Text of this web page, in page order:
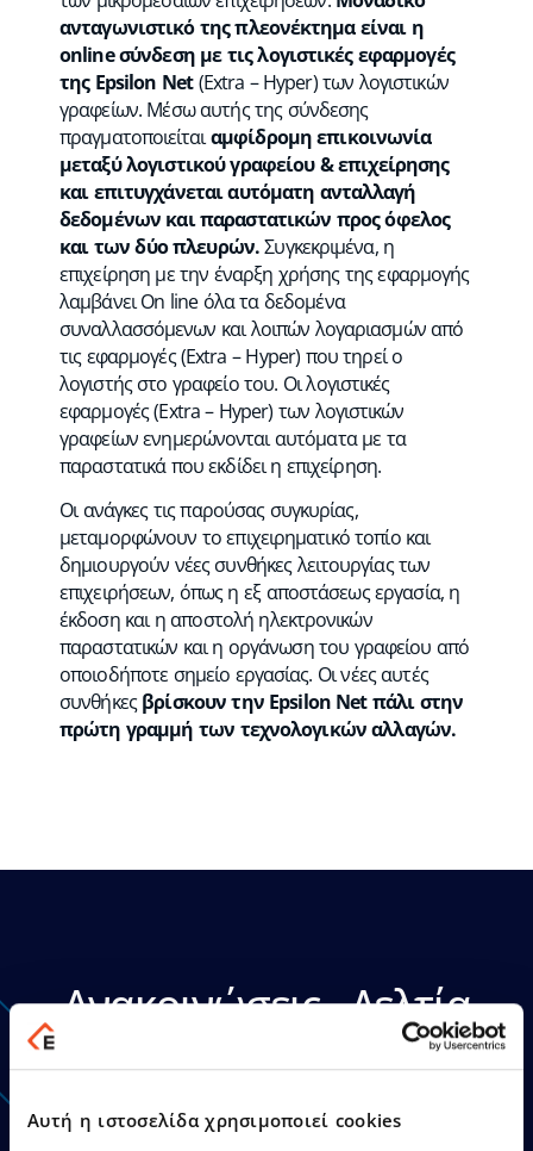
Αυτή η ιστοσελίδα χρησιμοποιεί cookies
ανταγωνιστικό της πλεονέκτημα είναι η
online σύνδεση με τις λογιστικές εφαρμογές
της Εpsilon Net(Εxtra – Ηyper) των λογιστικών
γραφείων. Μέσω αυτής της σύνδεσης
πραγματοποιείταιαμφίδρομη επικοινωνία
μεταξύ λογιστικού γραφείου & επιχείρησης
και επιτυγχάνεται αυτόματη ανταλλαγή
δεδομένων και παραστατικών προς όφελος
και των δύο πλευρών.Συγκεκριμένα, η
επιχείρηση με την έναρξη χρήσης της εφαρμογής
λαμβάνει On line όλα τα δεδομένα
συναλλασσόμενων και λοιπών λογαριασμών από
τις εφαρμογές (Extra – Hyper) που τηρεί ο
λογιστής στο γραφείο του. Οι λογιστικές
εφαρμογές (Extra – Hyper) των λογιστικών
γραφείων ενημερώνονται αυτόματα με τα
παραστατικά που εκδίδει η επιχείρηση.
Οι ανάγκες τις παρούσας συγκυρίας,
μεταμορφώνουν το επιχειρηματικό τοπίο και
δημιουργούν νέες συνθήκες λειτουργίας των
επιχειρήσεων, όπως η εξ αποστάσεως εργασία, η
έκδοση και η αποστολή ηλεκτρονικών
παραστατικών και η οργάνωση του γραφείου από
οποιοδήποτε σημείο εργασίας. Οι νέες αυτές
συνθήκεςβρίσκουν την Epsilon Net πάλι στην
πρώτη γραμμή των τεχνολογικών αλλαγών.
Ανακοινώσεις - Δελτία